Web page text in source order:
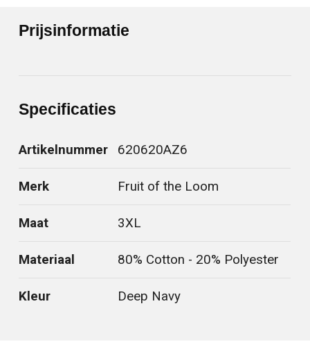
Prijsinformatie
Specificaties
Artikelnummer 620620AZ6
Merk Fruit of the Loom
Maat 3XL
Materiaal 80% Cotton - 20% Polyester
Kleur Deep Navy